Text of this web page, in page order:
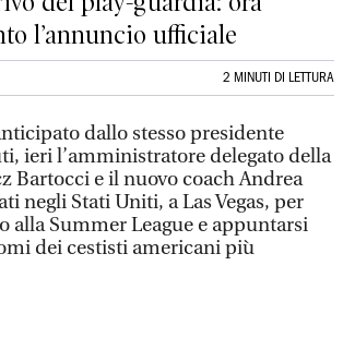
l’annuncio ufficiale
2 MINUTI DI LETTURA
dallo stesso presidente
ieri l’amministratore delegato della
Bartocci e il nuovo coach Andrea
negli Stati Uniti, a Las Vegas, per
alla Summer League e appuntarsi
dei cestisti americani più